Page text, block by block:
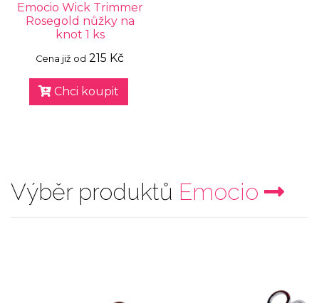
Emocio Wick Trimmer
Rosegold nůžky na
knot 1 ks
Cena již od 215 Kč
Chci koupit
Výběr produktů Emocio